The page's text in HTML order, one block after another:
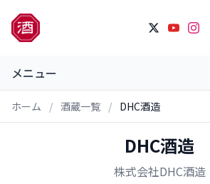
メニュー
ホーム / 酒蔵一覧 / DHC酒造
DHC酒造
株式会社DHC酒造